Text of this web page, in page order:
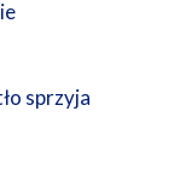
sprzyja